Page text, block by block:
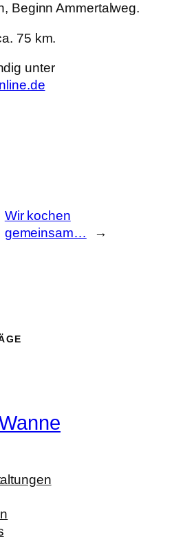
Beginn Ammertalweg.
75 km.
unter
Wir kochen
gemeinsam…
→